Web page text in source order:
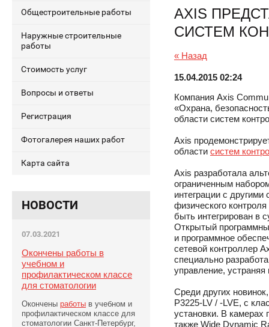
Общестроительные работы
Наружные строительные
работы
Стоимость услуг
Вопросы и ответы
Регистрация
Фотогалерея наших работ
Карта сайта
НОВОСТИ
07.03.2021
Окончены работы в
учебном и
профилактическом классе
для стоматологии
Окончены работы в учебном и
профилактическом классе для
стоматологии Санкт-Петербург,
AXIS
СИСТЕМ
« Назад
15.04.2015 02:24
Компания Axis
«Охрана,
области систем
Axis
области систем
Axis разработала
ограниченным
интеграции с
физического
быть интегрирован в
Открытый
и программное
сетевой контроллер
специально
управление,
Среди других
P3225-LV / -LVE, с
установки. В камерах
также Wide Dynamic